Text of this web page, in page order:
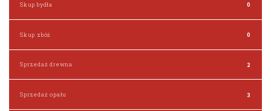
Skup bydła 0
Skup zbóż 0
Sprzedaż drewna 2
Sprzedaż opału 3